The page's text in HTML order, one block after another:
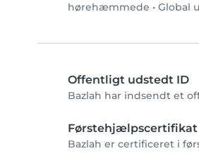
hørehæmmede • Global
Offentligt udstedt ID
Bazlah har indsendt et
Førstehjælpscertifikat
Bazlah er certificeret i